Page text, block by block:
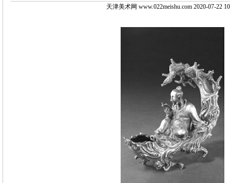
天津美术网 www.022meishu.com 2020-07-22